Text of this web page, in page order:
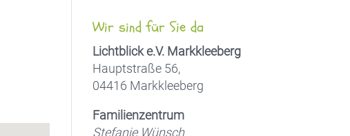
Office 365
Wir sind für Sie da
Lichtblick e.V. Markkleeberg
Hauptstraße 56,
04416 Markkleeberg
Familienzentrum
Stefanie Wünsch